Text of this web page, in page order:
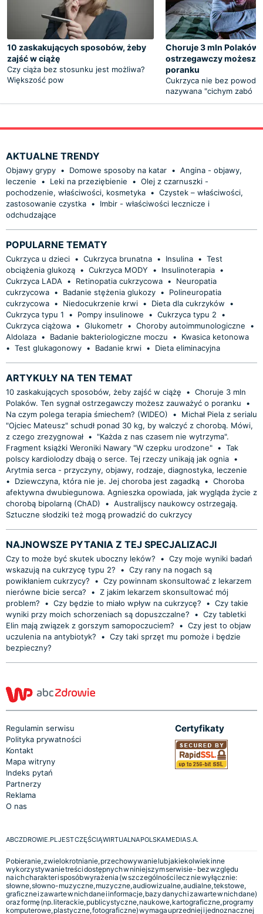
10 zaskakujących sposobów, żeby
zajść w ciążę
Czy ciąża bez stosunku jest możliwa?
Większość pow
Choruje 3 mln Polaków.
ostrzegawczy możesz
poranku
Cukrzyca nie bez powodu
nazywana "cichym zabó
AKTUALNE TRENDY
Objawy grypy • Domowe sposoby na katar • Angina - objawy,
leczenie
• Leki na przeziębienie • Olej z czarnuszki -
pochodzenie, właściwości, kosmetyka • Czystek – właściwości,
zastosowanie czystka •
Imbir - właściwości lecznicze i
odchudzające
POPULARNE TEMATY
Cukrzyca u dzieci • Cukrzyca brunatna • Insulina • Test
obciążenia glukozą • Cukrzyca MODY • Insulinoterapia •
Cukrzyca LADA
• Retinopatia cukrzycowa •
Neuropatia
cukrzycowa • Badanie stężenia glukozy •
Polineuropatia
cukrzycowa • Niedocukrzenie krwi • Dieta dla cukrzyków
•
Cukrzyca typu 1
• Pompy insulinowe • Cukrzyca typu 2
•
Cukrzyca ciążowa • Glukometr • Choroby autoimmunologiczne
•
Aldolaza • Badanie bakteriologiczne moczu •
Kwasica ketonowa
• Test glukagonowy • Badanie krwi • Dieta eliminacyjna
ARTYKUŁY NA TEN TEMAT
10 zaskakujących sposobów, żeby zajść w ciążę • Choruje 3 mln
Polaków. Ten sygnał ostrzegawczy możesz zauważyć o poranku
•
Na czym polega terapia śmiechem? (WIDEO)
•
Michał Piela z serialu
"Ojciec Mateusz" schudł ponad 30 kg, by walczyć z chorobą. Mówi,
z czego zrezygnował •
"Każda z nas czasem nie wytrzyma".
Fragment książki Weroniki Nawary "W czepku urodzone" • Tak
polscy kardiolodzy dbają o serce. Tej rzeczy unikają jak ognia •
Arytmia serca - przyczyny, objawy, rodzaje, diagnostyka, leczenie
•
Dziewczyna, która nie je. Jej choroba jest zagadką • Choroba
afektywna dwubiegunowa. Agnieszka opowiada, jak wygląda życie z
chorobą bipolarną (ChAD)
• Australijscy naukowcy ostrzegają.
Sztuczne słodziki też mogą prowadzić do cukrzycy
NAJNOWSZE PYTANIA Z TEJ SPECJALIZACJI
Czy to może być skutek uboczny leków? • Czy moje wyniki badań
wskazują na cukrzycę typu 2?
• Czy rany na nogach są
powikłaniem cukrzycy?
• Czy powinnam skonsultować z lekarzem
nierówne bicie serca?
• Z jakim lekarzem skonsultować mój
problem?
• Czy będzie to miało wpływ na cukrzycę? • Czy takie
wyniki przy moich schorzeniach są dopuszczalne?
• Czy tabletki
Elin mają związek z gorszym samopoczuciem?
• Czy jest to objaw
uczulenia na antybiotyk?
• Czy taki sprzęt mu pomoże i będzie
bezpieczny?
Regulamin serwisu
Polityka prywatności
Kontakt
Mapa witryny
Indeks pytań
Partnerzy
Reklama
O nas
Certyfikaty
ABCZDROWIE.PL JEST CZĘŚCIĄ WIRTUALNA POLSKA MEDIA S.A.
Pobieranie, zwielokrotnianie, przechowywanie lub jakiekolwiek inne
wykorzystywanie treści dostępnych w niniejszym serwisie - bez względu
na ich charakter i sposób wyrażenia (w szczególności lecz nie wyłącznie:
słowne, słowno-muzyczne, muzyczne, audiowizualne, audialne, tekstowe,
graficzne i zawarte w nich dane i informacje, bazy danych i zawarte w nich dane)
oraz formę (np. literackie, publicystyczne, naukowe, kartograficzne, programy
komputerowe, plastyczne, fotograficzne) wymaga uprzedniej i jednoznacznej